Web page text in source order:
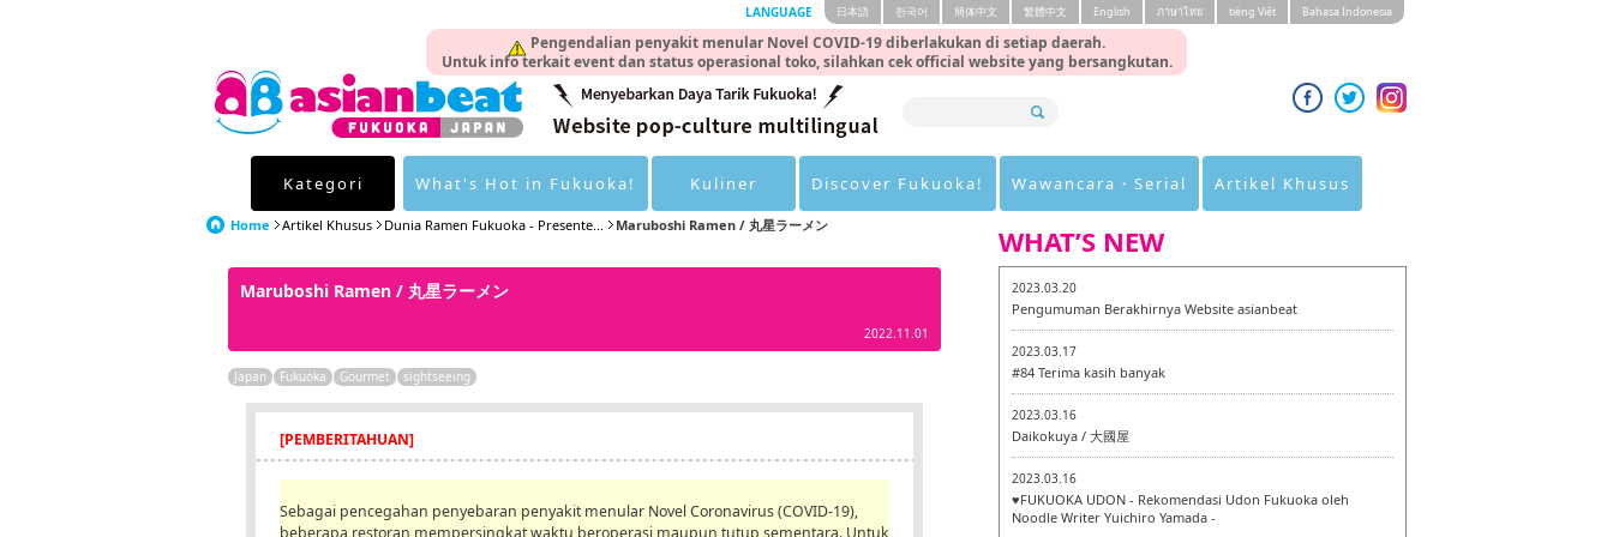
Pengendalian penyakit menular Novel COVID-19 diberlakukan di setiap daerah.
Untuk info terkait event dan status operasional toko, silahkan cek official website yang bersangkutan.
LANGUAGE 日本語 한국어 簡体中文 繁體中文 English ภาษาไทย tiéng Viêt Bahasa Indonesia
Kategori What's Hot in Fukuoka! Kuliner Discover Fukuoka! Wawancara・Serial Artikel Khusus
Home Artikel Khusus Dunia Ramen Fukuoka - Presente... Maruboshi Ramen / 丸星ラーメン
Maruboshi Ramen / 丸星ラーメン
2022.11.01
Japan Fukuoka Gourmet sightseeing
[PEMBERITAHUAN]
Sebagai pencegahan penyebaran penyakit menular Novel Coronavirus (COVID-19),
beberapa restoran mempersingkat waktu beroperasi maupun tutup sementara. Untuk
WHAT’S NEW
2023.03.20
Pengumuman Berakhirnya Website asianbeat
2023.03.17
#84 Terima kasih banyak
2023.03.16
Daikokuya / 大國屋
2023.03.16
♥FUKUOKA UDON - Rekomendasi Udon Fukuoka oleh
Noodle Writer Yuichiro Yamada -